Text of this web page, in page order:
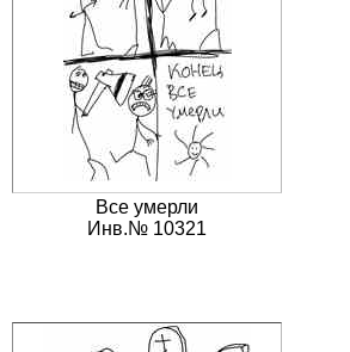
Все умерли
Инв.№ 10321